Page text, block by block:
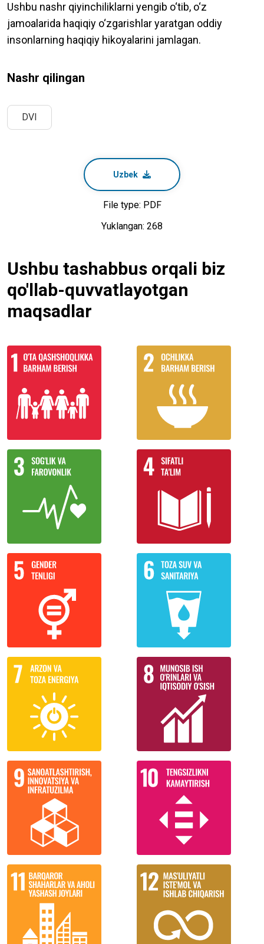
Ushbu nashr qiyinchiliklarni yengib o‘tib, o‘z
jamoalarida haqiqiy o‘zgarishlar yaratgan oddiy
insonlarning haqiqiy hikoyalarini jamlagan.
Nashr qilingan
DVI
Uzbek
File type: PDF
Yuklangan: 268
Ushbu tashabbus orqali biz
qo'llab-quvvatlayotgan
maqsadlar